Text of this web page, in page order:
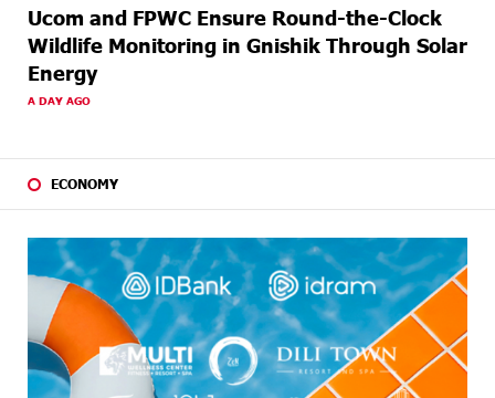
Ucom and FPWC Ensure Round-the-Clock
Wildlife Monitoring in Gnishik Through Solar
Energy
A DAY AGO
ECONOMY